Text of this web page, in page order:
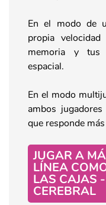
En el modo de
propia
memoria y tus
espacial.
En el modo
ambos
que responde
JUGAR A
LÍNEA
LAS CAJAS
CEREBRAL